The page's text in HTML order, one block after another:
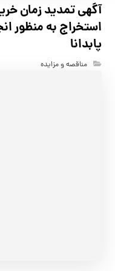
آگهي تمدید زمان
استخراج به منظور
پابدانا
مناقصه و مزایده